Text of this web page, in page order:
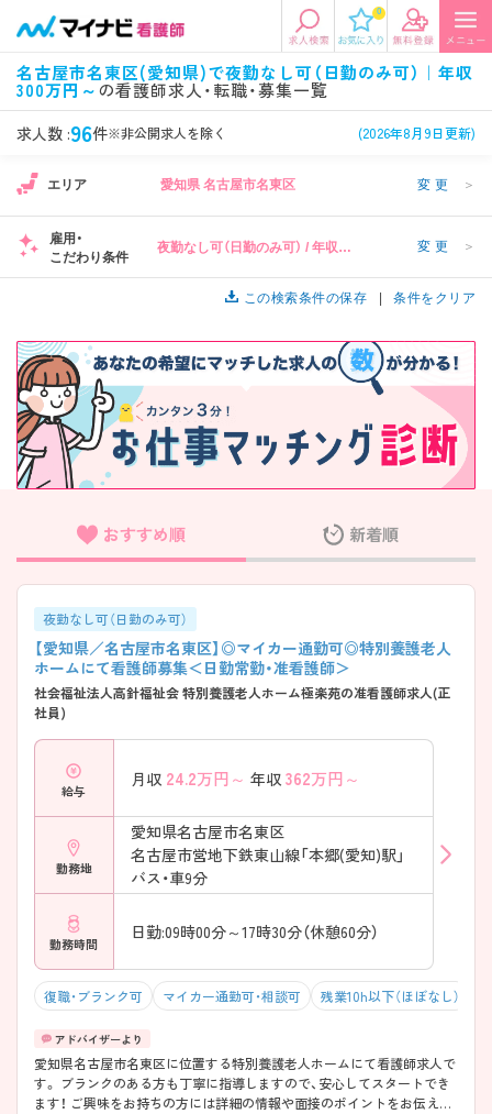
0
名古屋市名東区(愛知県)で夜勤なし可（日勤のみ可）｜年収
300万円～の看護師求人・転職・募集一覧
求人数 :96件※非公開求人を除く (2026年8月9日更新)
エリアから探す
エリアから探す 駅・路線から探す
関東 北陸・信越
東海 関西
九州・沖縄
希望の求人条件を選択
条件項目の選択に戻る
資格 勤務形態
施設形態
病院、クリニック・診療所など
担当業務
病棟、外来など
美容外科、
循環器内科など
未経験歓迎、
土日祝休みなど
年収
年収500万円以上など 正社員、契約社員など
フリーワード検索
エリア 愛知県 名古屋市名東区 変更 ＞
雇用・
こだわり条件
夜勤なし可（日勤のみ可） / 年収
変更 ＞
この検索条件の保存 条件をクリア
おすすめ順 新着順
夜勤なし可（日勤のみ可）
【愛知県／名古屋市名東区】◎マイカー通勤可◎特別養護老人
ホームにて看護師募集＜日勤常勤・准看護師＞
社会福祉法人高針福祉会 特別養護老人ホーム極楽苑の准看護師求人(正
社員)
給与
月収 24.2万円～ 年収 362万円～
勤務地
愛知県名古屋市名東区
名古屋市営地下鉄東山線「本郷(愛知)駅」
バス・車9分
勤務時間
日勤:09時00分～17時30分（休憩60分）
復職・ブランク可 マイカー通勤可・相談可 残業10h以下（ほぼなし）
愛知県名古屋市名東区に位置する特別養護老人ホームにて看護師求人で
す。 ブランクのある方も丁寧に指導しますので、安心してスタートでき
ます！ ご興味をお持ちの方には詳細の情報や面接のポイントをお伝えし